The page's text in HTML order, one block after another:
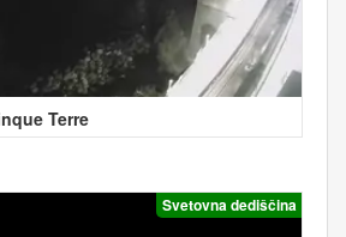
Terre
Svetovna dediščina